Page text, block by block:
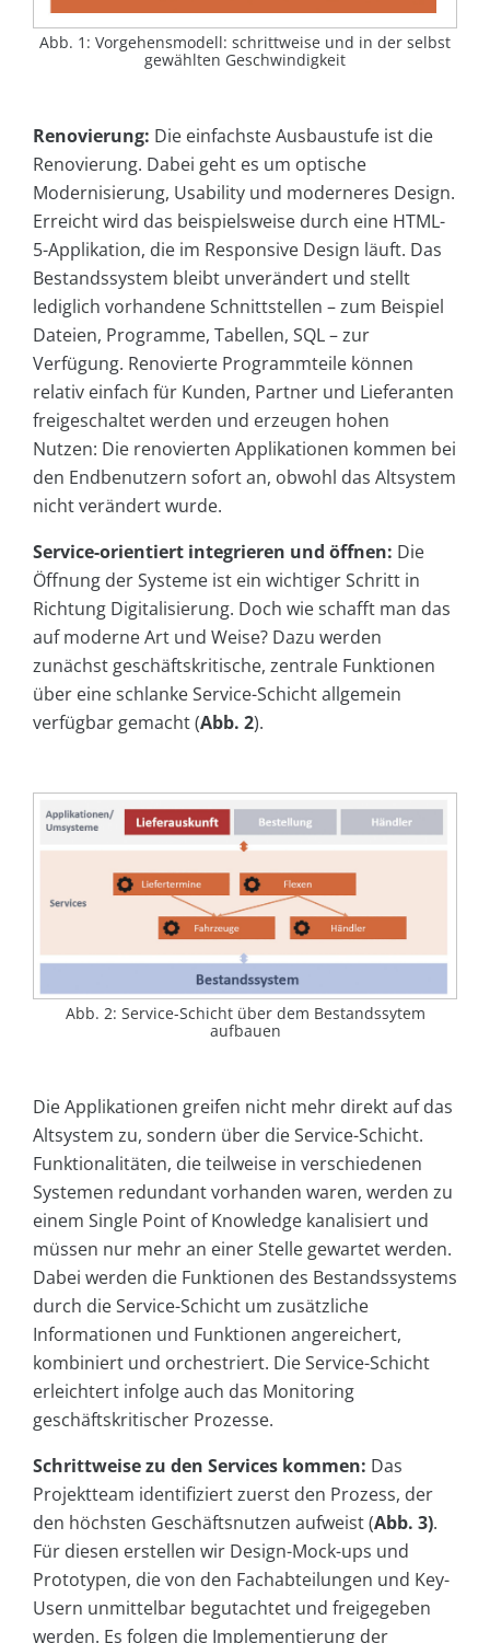
Abb. 1: Vorgehensmodell: schrittweise und in der selbst
gewählten Geschwindigkeit
Renovierung: Die einfachste Ausbaustufe ist die
Renovierung. Dabei geht es um optische
Modernisierung, Usability und moderneres Design.
Erreicht wird das beispielsweise durch eine HTML-
5-Applikation, die im Responsive Design läuft. Das
Bestandssystem bleibt unverändert und stellt
lediglich vorhandene Schnittstellen – zum Beispiel
Dateien, Programme, Tabellen, SQL – zur
Verfügung. Renovierte Programmteile können
relativ einfach für Kunden, Partner und Lieferanten
freigeschaltet werden und erzeugen hohen
Nutzen: Die renovierten Applikationen kommen bei
den Endbenutzern sofort an, obwohl das Altsystem
nicht verändert wurde.
Service-orientiert integrieren und öffnen: Die
Öffnung der Systeme ist ein wichtiger Schritt in
Richtung Digitalisierung. Doch wie schafft man das
auf moderne Art und Weise? Dazu werden
zunächst geschäftskritische, zentrale Funktionen
über eine schlanke Service-Schicht allgemein
verfügbar gemacht (Abb. 2).
Abb. 2: Service-Schicht über dem Bestandssytem
aufbauen
Die Applikationen greifen nicht mehr direkt auf das
Altsystem zu, sondern über die Service-Schicht.
Funktionalitäten, die teilweise in verschiedenen
Systemen redundant vorhanden waren, werden zu
einem Single Point of Knowledge kanalisiert und
müssen nur mehr an einer Stelle gewartet werden.
Dabei werden die Funktionen des Bestandssystems
durch die Service-Schicht um zusätzliche
Informationen und Funktionen angereichert,
kombiniert und orchestriert. Die Service-Schicht
erleichtert infolge auch das Monitoring
geschäftskritischer Prozesse.
Schrittweise zu den Services kommen: Das
Projektteam identifiziert zuerst den Prozess, der
den höchsten Geschäftsnutzen aufweist (Abb. 3).
Für diesen erstellen wir Design-Mock-ups und
Prototypen, die von den Fachabteilungen und Key-
Usern unmittelbar begutachtet und freigegeben
werden. Es folgen die Implementierung der